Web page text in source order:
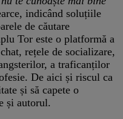
indicând soluțiile
de căutare
Tor este o platformă a
rețele de socializare,
a traficanților
De aici și riscul ca
și să capete o
și autorul.